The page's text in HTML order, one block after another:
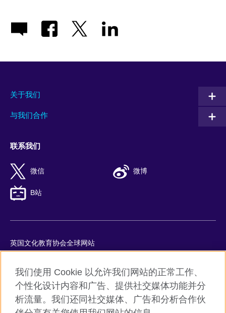
关于我们
与我们合作
联系我们
微信 微博
B站
英国文化教育协会全球网站
Cookie
网站地图
ICP number: 京ICP备10044692号-8
我们使用 Cookie 以允许我们网站的正常工作、
个性化设计内容和广告、提供社交媒体功能并分
析流量。我们还同社交媒体、广告和分析合作伙